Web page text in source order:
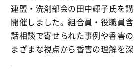
連盟・洗剤部会の田中輝子氏を
開催しました。組合員・役職員
話相談で寄せられた事例や香害
まざまな視点から香害の理解を深